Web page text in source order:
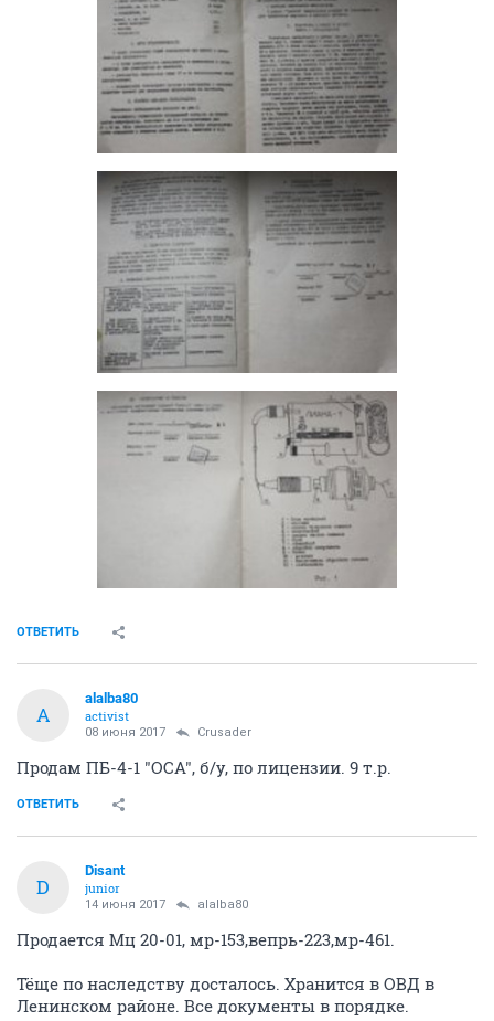
ОТВЕТИТЬ
A
alalba80
activist
08 июня 2017 Crusader
Продам ПБ-4-1 "ОСА", б/у, по лицензии. 9 т.р.
ОТВЕТИТЬ